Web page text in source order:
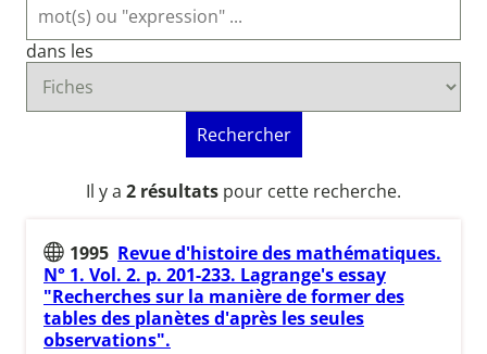
dans les
Rechercher
Il y a 2 résultats pour cette recherche.
1995 Revue d'histoire des mathématiques.
N° 1. Vol. 2. p. 201-233. Lagrange's essay
"Recherches sur la manière de former des
tables des planètes d'après les seules
observations".